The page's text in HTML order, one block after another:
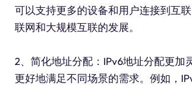
可以支持更多的设备和用户连接到互
联网和大规模互联的发展。
2、简化地址分配：IPv6地址分配更加
更好地满足不同场景的需求。例如，